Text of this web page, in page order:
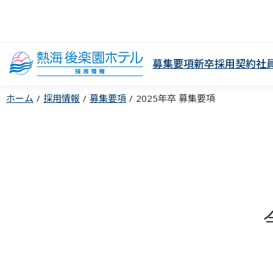
募集要項新卒採用契約社
ホーム 採用情報 募集要項 2025年卒 募集要項